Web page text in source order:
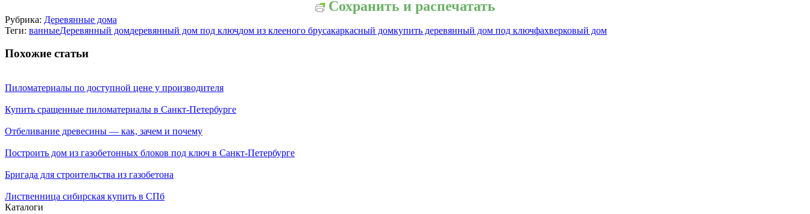
Сохранить и распечатать
Рубрика: Деревянные дома
Теги: ванныеДеревянный домдеревянный дом под ключдом из клееного брусакаркасный домкупить деревянный дом под ключфахверковый дом
Похожие статьи
Пиломатериалы по доступной цене у производителя
Купить сращенные пиломатериалы в Санкт-Петербурге
Отбеливание древесины — как, зачем и почему
Построить дом из газобетонных блоков под ключ в Санкт-Петербурге
Бригада для строительства из газобетона
Лиственница сибирская купить в СПб
Каталоги